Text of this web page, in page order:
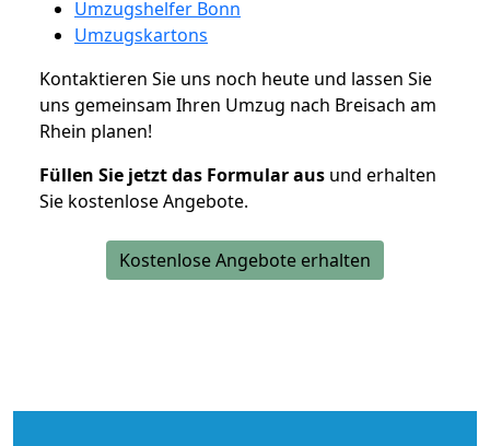
Umzugshelfer Bonn
Umzugskartons
Kontaktieren Sie uns noch heute und lassen Sie
uns gemeinsam Ihren Umzug nach Breisach am
Rhein planen!
Füllen Sie jetzt das Formular aus und erhalten
Sie kostenlose Angebote.
Kostenlose Angebote erhalten